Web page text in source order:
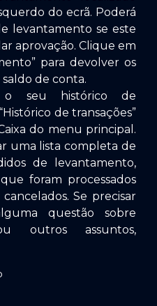
do ecrã. Poderá
levantamento se este
aprovação. Clique em
para devolver os
de conta.
o seu histórico de
de transações”
do menu principal.
uma lista completa de
de levantamento,
foram processados
Se precisar
questão sobre
outros assuntos,